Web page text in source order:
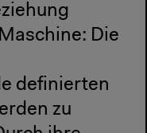
Die
definierten
zu